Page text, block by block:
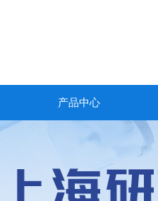
产品中心